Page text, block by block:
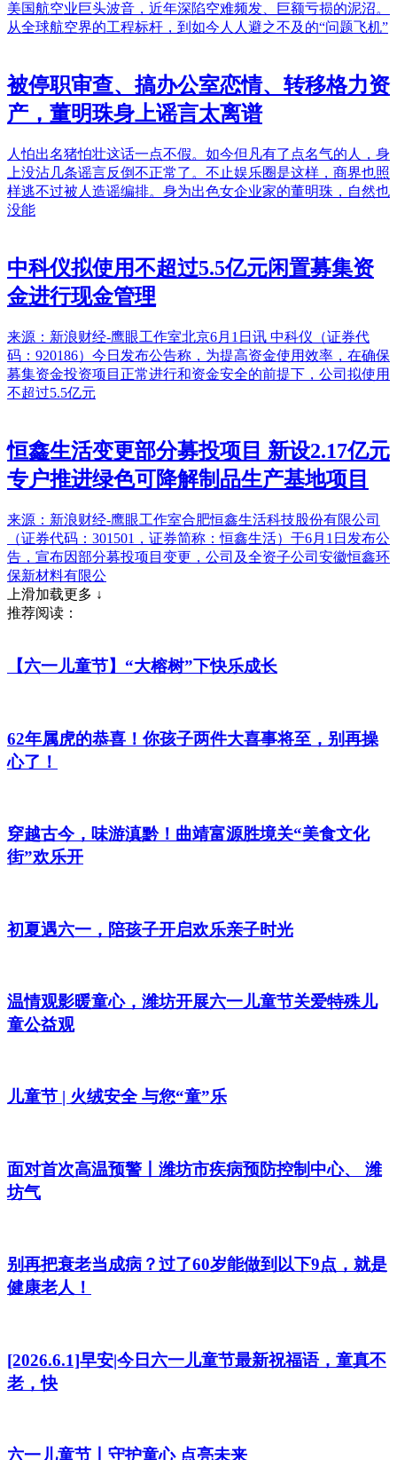
美国航空业巨头波音，近年深陷空难频发、巨额亏损的泥沼。
从全球航空界的工程标杆，到如今人人避之不及的“问题飞机”
被停职审查、搞办公室恋情、转移格力资
产，董明珠身上谣言太离谱
人怕出名猪怕壮这话一点不假。如今但凡有了点名气的人，身
上没沾几条谣言反倒不正常了。不止娱乐圈是这样，商界也照
样逃不过被人造谣编排。身为出色女企业家的董明珠，自然也
没能
中科仪拟使用不超过5.5亿元闲置募集资
金进行现金管理
来源：新浪财经-鹰眼工作室北京6月1日讯 中科仪（证券代
码：920186）今日发布公告称，为提高资金使用效率，在确保
募集资金投资项目正常进行和资金安全的前提下，公司拟使用
不超过5.5亿元
恒鑫生活变更部分募投项目 新设2.17亿元
专户推进绿色可降解制品生产基地项目
来源：新浪财经-鹰眼工作室合肥恒鑫生活科技股份有限公司
（证券代码：301501，证券简称：恒鑫生活）于6月1日发布公
告，宣布因部分募投项目变更，公司及全资子公司安徽恒鑫环
保新材料有限公
上滑加载更多 ↓
推荐阅读：
【六一儿童节】“大榕树”下快乐成长
62年属虎的恭喜！你孩子两件大喜事将至，别再操
心了！
穿越古今，味游滇黔！曲靖富源胜境关“美食文化
街”欢乐开
初夏遇六一，陪孩子开启欢乐亲子时光
温情观影暖童心，潍坊开展六一儿童节关爱特殊儿
童公益观
儿童节 | 火绒安全 与您“童”乐
面对首次高温预警丨潍坊市疾病预防控制中心、 潍
坊气
别再把衰老当成病？过了60岁能做到以下9点，就是
健康老人！
[2026.6.1]早安|今日六一儿童节最新祝福语，童真不
老，快
六一儿童节丨守护童心 点亮未来